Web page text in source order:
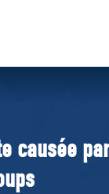
causée